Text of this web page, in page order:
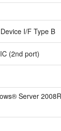
I/F Type B
(2nd port)
Server